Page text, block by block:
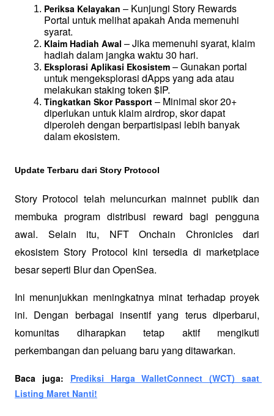
Periksa Kelayakan – Kunjungi Story Rewards
Portal untuk melihat apakah Anda memenuhi
syarat.
Klaim Hadiah Awal – Jika memenuhi syarat, klaim
hadiah dalam jangka waktu 30 hari.
Eksplorasi Aplikasi Ekosistem – Gunakan portal
untuk mengeksplorasi dApps yang ada atau
melakukan staking token $IP.
Tingkatkan Skor Passport – Minimal skor 20+
diperlukan untuk klaim airdrop, skor dapat
diperoleh dengan berpartisipasi lebih banyak
dalam ekosistem.
Update Terbaru dari Story Protocol
Story Protocol telah meluncurkan mainnet publik dan
membuka program distribusi reward bagi pengguna
awal. Selain itu, NFT Onchain Chronicles dari
ekosistem Story Protocol kini tersedia di marketplace
besar seperti Blur dan OpenSea.
Ini menunjukkan meningkatnya minat terhadap proyek
ini. Dengan berbagai insentif yang terus diperbarui,
komunitas diharapkan tetap aktif mengikuti
perkembangan dan peluang baru yang ditawarkan.
Baca juga: Prediksi Harga WalletConnect (WCT) saat
Listing Maret Nanti!